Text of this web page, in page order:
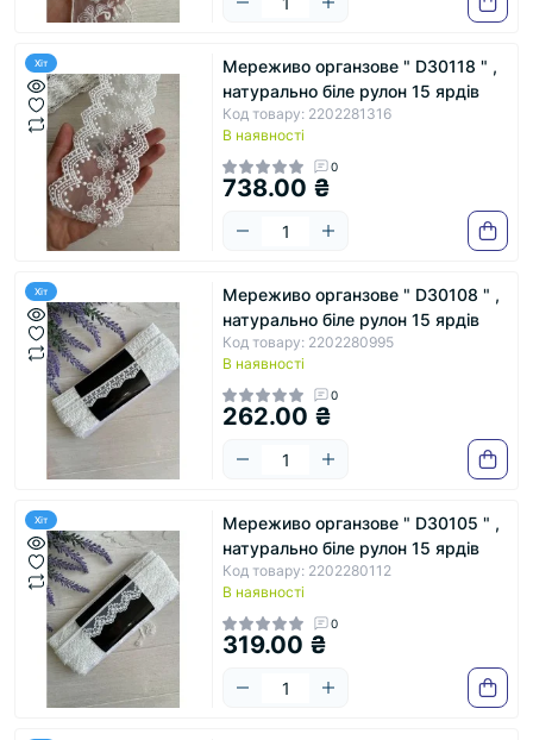
Хіт
Мереживо органзове " D30118 " ,
натурально біле рулон 15 ярдів
Код товару: 2202281316
В наявності
0
738.00 ₴
Хіт
Мереживо органзове " D30108 " ,
натурально біле рулон 15 ярдів
Код товару: 2202280995
В наявності
0
262.00 ₴
Хіт
Мереживо органзове " D30105 " ,
натурально біле рулон 15 ярдів
Код товару: 2202280112
В наявності
0
319.00 ₴